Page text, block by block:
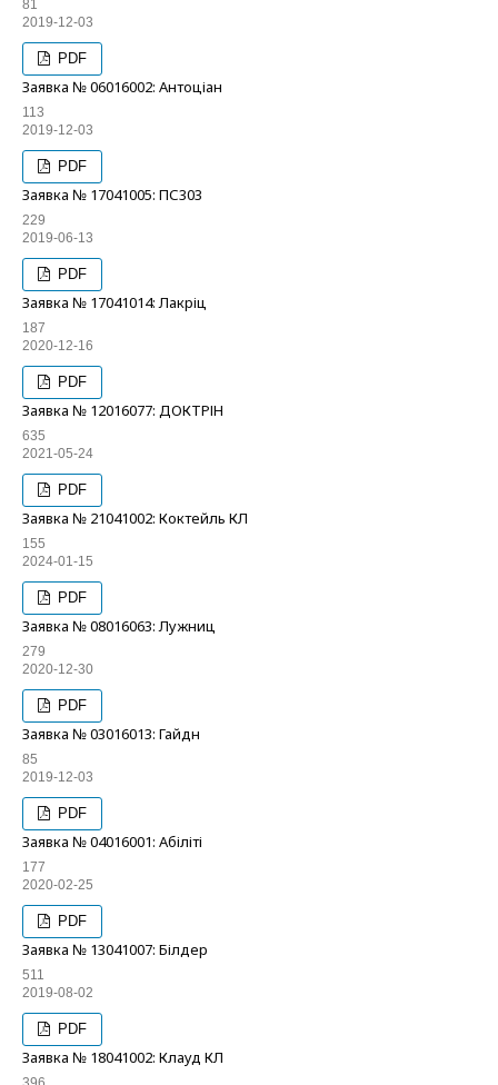
81
2019-12-03
PDF
Заявка № 06016002: Антоціан
113
2019-12-03
PDF
Заявка № 17041005: ПС303
229
2019-06-13
PDF
Заявка № 17041014: Лакріц
187
2020-12-16
PDF
Заявка № 12016077: ДОКТРІН
635
2021-05-24
PDF
Заявка № 21041002: Коктейль КЛ
155
2024-01-15
PDF
Заявка № 08016063: Лужниц
279
2020-12-30
PDF
Заявка № 03016013: Гайдн
85
2019-12-03
PDF
Заявка № 04016001: Абіліті
177
2020-02-25
PDF
Заявка № 13041007: Білдер
511
2019-08-02
PDF
Заявка № 18041002: Клауд КЛ